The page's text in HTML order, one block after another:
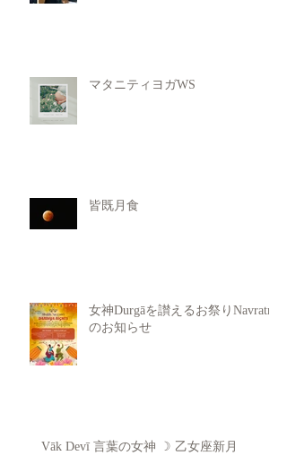
マタニティヨガWS
皆既月食
女神Durgāを讃えるお祭りNavratri
のお知らせ
Vāk Devī 言葉の女神 ☽ 乙女座新月